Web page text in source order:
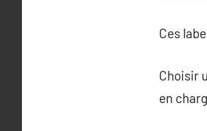
Ces
Choisir
en